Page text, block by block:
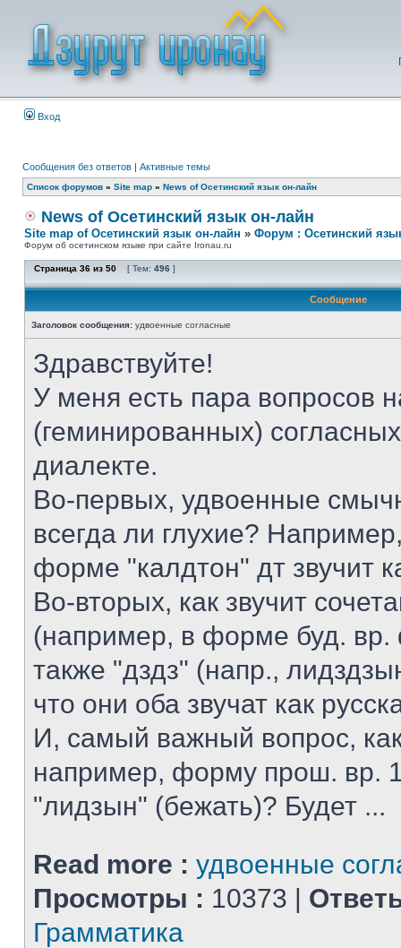
Вход
Сообщения без ответов | Активные темы
Список форумов » Site map » News of Осетинский язык он-лайн
News of Осетинский язык он-лайн
Site map of Осетинский язык он-лайн » Форум : Осетинский
Форум об осетинском языке при сайте Ironau.ru
Страница 36 из 50 [ Тем: 496 ]
Сообщение
Заголовок сообщения: удвоенные согласные
Здравствуйте!
У меня есть пара вопросов
(геминированных)
диалекте.
Во-первых, удвоенные
всегда ли глухие?
форме "калдтон" дт звучит
Во-вторых, как звучит
(например, в форме буд.
также "дздз" (напр.,
что они оба звучат как
И, самый важный вопрос,
например, форму прош. вр. 1
"лидзын" (бежать)? Будет ...
Read more : удвоенные
Просмотры : 10373 |
Грамматика